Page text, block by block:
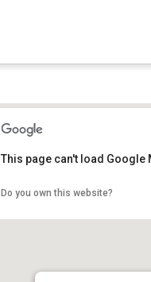
This page can't load Google
Do you own this website?